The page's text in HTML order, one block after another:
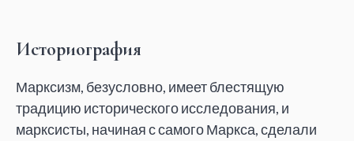
Историография
Марксизм, безусловно, имеет блестящую
традицию исторического исследования, и
марксисты, начиная с самого Маркса, сделали